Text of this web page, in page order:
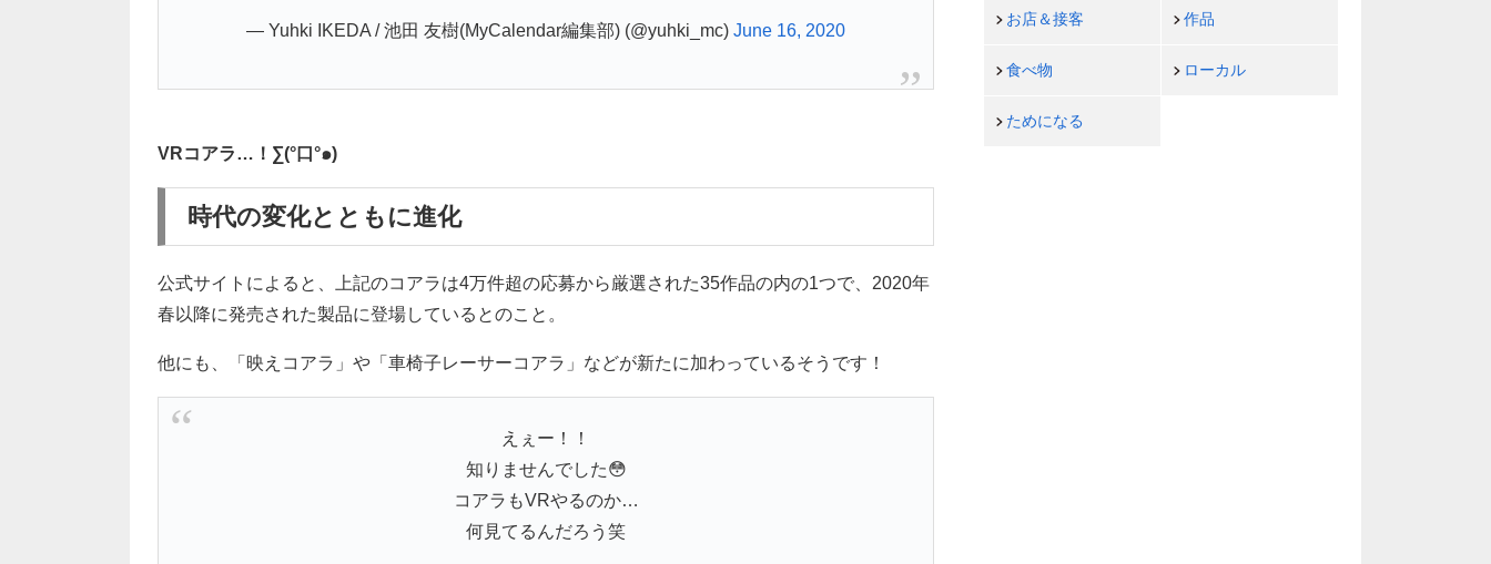
— Yuhki IKEDA / 池田 友樹(MyCalendar編集部) (@yuhki_mc) June 16, 2020
VRコアラ…！∑(°口°๑)
時代の変化とともに進化
公式サイトによると、上記のコアラは4万件超の応募から厳選された35作品の内の1つで、2020年
春以降に発売された製品に登場しているとのこと。
他にも、「映えコアラ」や「車椅子レーサーコアラ」などが新たに加わっているそうです！
えぇー！！
知りませんでした😳
コアラもVRやるのか…
何見てるんだろう笑
お店＆接客 作品
食べ物 ローカル
ためになる